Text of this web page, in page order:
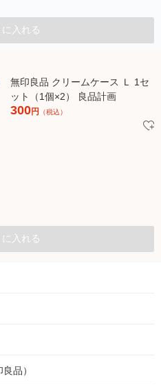
に入れる
無印良品 クリームケース Ｌ 1セ
ット（1個×2） 良品計画
300円 （税込）
に入れる
品）